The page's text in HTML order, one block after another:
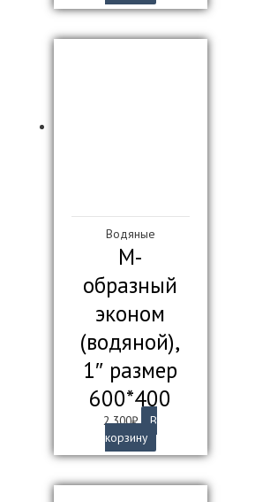
Водяные
М-
образный
эконом
(водяной),
1″ размер
600*400
2 300₽
В
корзину